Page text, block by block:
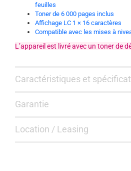
feuilles
Toner de 6 000 pages inclus
Affichage LC 1 × 16 caractères
Compatible avec les mises à
L’appareil est livré avec un toner de
Caractéristiques et
Garantie
Location / Leasing